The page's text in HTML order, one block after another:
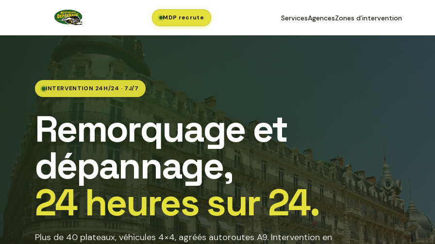
MDP recrute ServicesAgencesZones d’intervention
INTERVENTION 24H/24 · 7J/7
Remorquage et
dépannage,
24 heures sur 24.
Plus de 40 plateaux, véhicules 4×4, agréés autoroutes A9. Intervention en